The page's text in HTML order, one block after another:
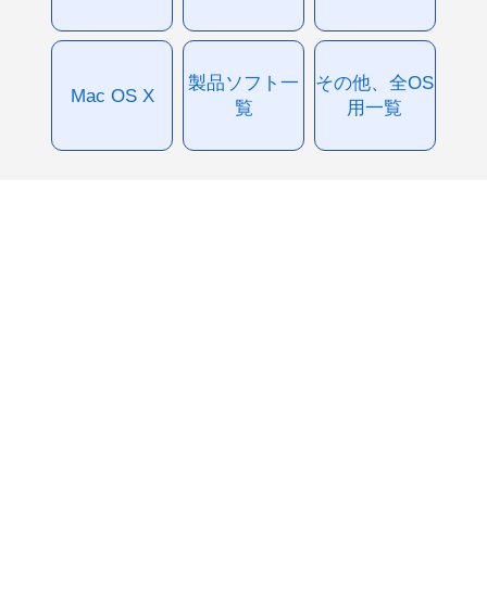
Mac OS X
製品ソフト一
覧
その他、全OS
用一覧